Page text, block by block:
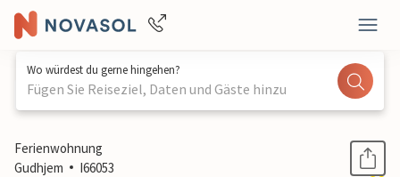
Wo würdest du gerne hingehen?
Fügen Sie Reiseziel, Daten und Gäste hinzu
1 / 11
Ferienwohnung
Gudhjem
I66053